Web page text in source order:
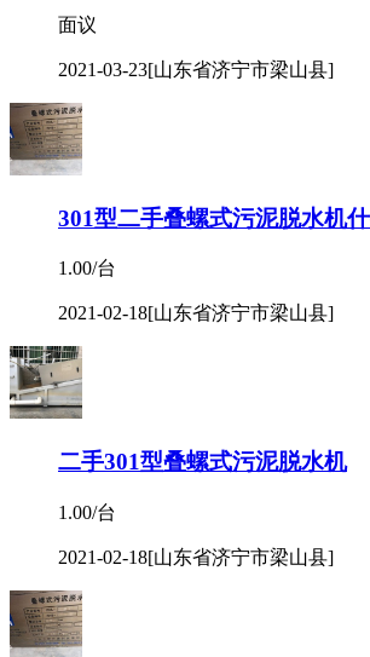
面议
2021-03-23[山东省济宁市梁山县]
301型二手叠螺式污泥脱水机
1.00/台
2021-02-18[山东省济宁市梁山县]
二手301型叠螺式污泥脱水机
1.00/台
2021-02-18[山东省济宁市梁山县]